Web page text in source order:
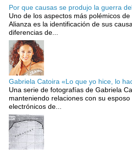
Por que causas se produjo la guerra
Uno de los aspectos más polémicos
Alianza es la identificación de sus
diferencias de...
Gabriela Catoira «Lo que yo hice, lo
Una serie de fotografías de Gabriela
manteniendo relaciones con su
electrónicos de...